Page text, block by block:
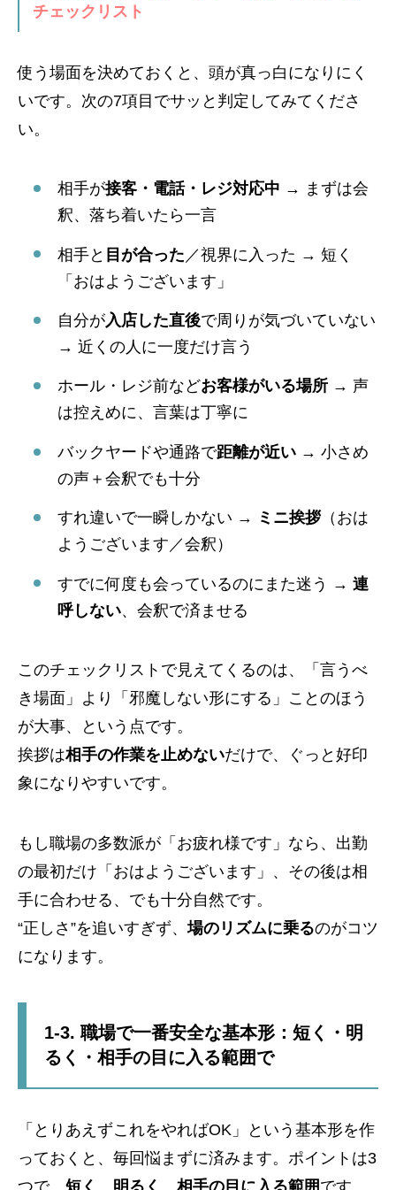
チェックリスト
使う場面を決めておくと、頭が真っ白になりにく
いです。次の7項目でサッと判定してみてくださ
い。
相手が接客・電話・レジ対応中 → まずは会
釈、落ち着いたら一言
相手と 目が合った ／視界に入った → 短く
「おはようございます」
自分が入店した直後で周りが気づいていない
→ 近くの人に一度だけ言う
ホール・レジ前などお客様がいる場所 → 声
は控えめに、言葉は丁寧に
バックヤードや通路で距離が近い → 小さめ
の声＋会釈でも十分
すれ違いで一瞬しかない → ミニ挨拶（おは
ようございます／会釈）
すでに何度も会っているのにまた迷う → 連
呼しない、会釈で済ませる
このチェックリストで見えてくるのは、「言うべ
き場面」より「邪魔しない形にする」ことのほう
が大事、という点です。
挨拶は相手の作業を止めないだけで、ぐっと好印
象になりやすいです。
もし職場の多数派が「お疲れ様です」なら、出勤
の最初だけ「おはようございます」、その後は相
手に合わせる、でも十分自然です。
“正しさ”を追いすぎず、場のリズムに乗るのがコツ
になります。
1-3. 職場で一番安全な基本形：短く・明
るく・相手の目に入る範囲で
「とりあえずこれをやればOK」という基本形を作
っておくと、毎回悩まずに済みます。ポイントは3
つで、 短く 明るく 相手の目に入る範囲 です。